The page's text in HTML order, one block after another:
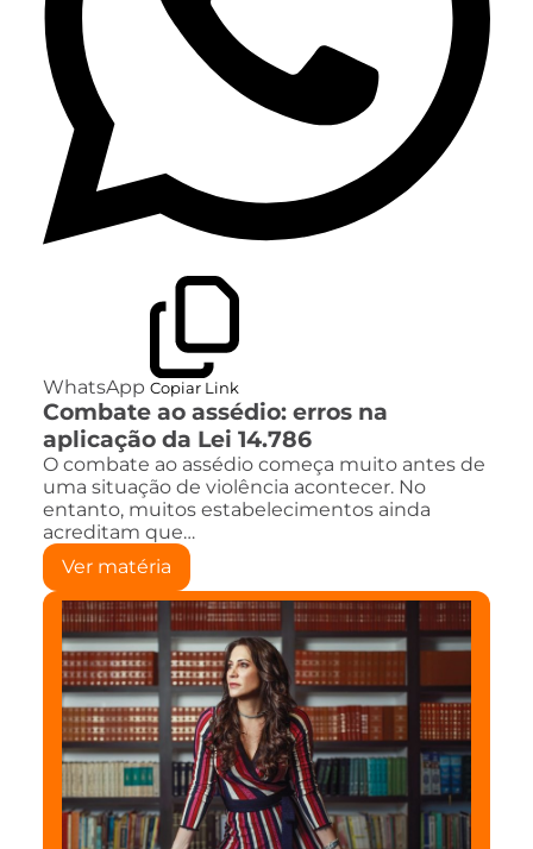
WhatsApp Copiar Link
Combate ao assédio: erros na
aplicação da Lei 14.786
O combate ao assédio começa muito antes de
uma situação de violência acontecer. No
entanto, muitos estabelecimentos ainda
acreditam que…
Ver matéria